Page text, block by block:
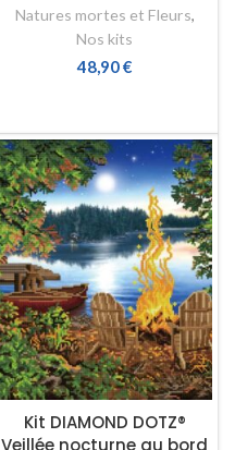
Natures mortes et Fleurs,
Nos kits
48,90€
Kit DIAMOND DOTZ®